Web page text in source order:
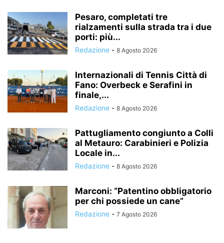
Pesaro, completati tre
rialzamenti sulla strada tra i due
porti: più...
Redazione - 8 Agosto 2026
Internazionali di Tennis Città di
Fano: Overbeck e Serafini in
finale,...
Redazione - 8 Agosto 2026
Pattugliamento congiunto a Colli
al Metauro: Carabinieri e Polizia
Locale in...
Redazione - 8 Agosto 2026
Marconi: “Patentino obbligatorio
per chi possiede un cane”
Redazione - 7 Agosto 2026